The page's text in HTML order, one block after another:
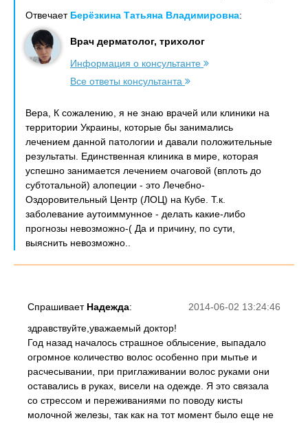
Отвечает Берёзкина Татьяна Владимировна:
Врач дерматолог, трихолог
Информация о консультанте
Все ответы консультанта
Вера, К сожалению, я не знаю врачей или клиники на
территории Украины, которые бы занимались
лечением данной патологии и давали положительные
результаты. Единственная клиника в мире, которая
успешно занимается лечением очаговой (вплоть до
субтотальной) алопеции - это Лечебно-
Оздоровительный Центр (ЛОЦ) на Кубе. Т.к.
заболевание аутоиммунное - делать какие-либо
прогнозы невозможно-( Да и причину, по сути,
выяснить невозможно..
2014-06-02 13:24:46
Спрашивает Надежда:
здравствуйте,уважаемый доктор!
Год назад началось страшное облысение, выпадало
огромное количество волос особенно при мытье и
расчесывании, при приглаживании волос руками они
оставались в руках, висели на одежде. Я это связала
со стрессом и переживаниями по поводу кисты
молочной железы, так как на тот момент было еще не